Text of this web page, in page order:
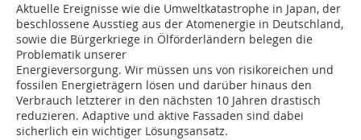
Aktuelle Ereignisse wie die Umweltkatastrophe in Japan, der
beschlossene Ausstieg aus der Atomenergie in Deutschland,
sowie die Bürgerkriege in Ölförderländern belegen die
Problematik unserer
Energieversorgung. Wir müssen uns von risikoreichen und
fossilen Energieträgern lösen und darüber hinaus den
Verbrauch letzterer in den nächsten 10 Jahren drastisch
reduzieren. Adaptive und aktive Fassaden sind dabei
sicherlich ein wichtiger Lösungsansatz.